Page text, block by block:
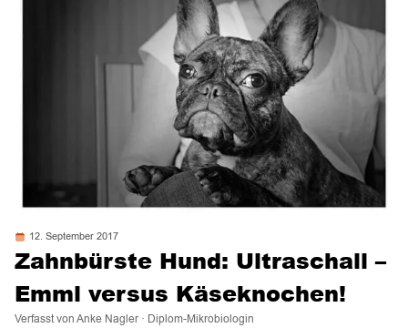
12. September 2017
Zahnbürste Hund: Ultraschall –
Emmi versus Käseknochen!
Verfasst von Anke Nagler · Diplom-Mikrobiologin